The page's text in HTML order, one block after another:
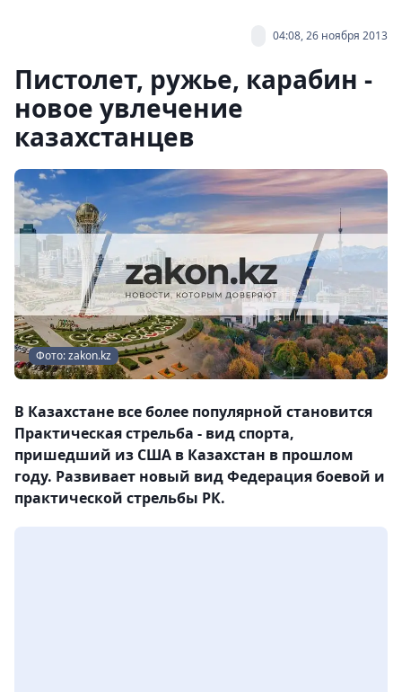
04:08, 26 ноября 2013
Пистолет, ружье, карабин -
новое увлечение
казахстанцев
Фото: zakon.kz
В Казахстане все более популярной становится
Практическая стрельба - вид спорта,
пришедший из США в Казахстан в прошлом
году. Развивает новый вид Федерация боевой и
практической стрельбы РК.